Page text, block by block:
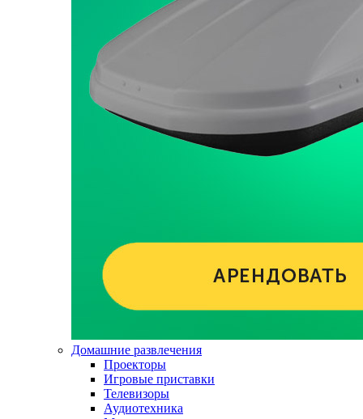
Домашние развлечения
Проекторы
Игровые приставки
Телевизоры
Аудиотехника